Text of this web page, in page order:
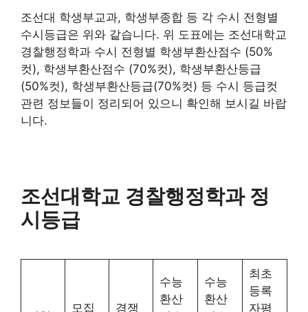
조선대 학생부교과, 학생부종합 등 각 수시 전형별
수시등급은 위와 같습니다. 위 도표에는 조선대학교
경찰행정학과 수시 전형별 학생부환산점수 (50%
컷), 학생부환산점수 (70%컷), 학생부환산등급
(50%컷), 학생부환산등급(70%컷) 등 수시 등급컷
관련 정보들이 정리되어 있으니 확인해 보시길 바랍
니다.
조선대학교 경찰행정학과 정
시등급
모집
경쟁
수능
환산
수능
환산
최초
등록
자평